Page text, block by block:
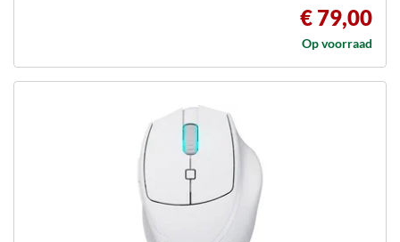
€ 79,00
Op voorraad